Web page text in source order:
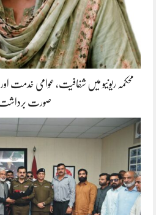
محکمہ ریونیو میں شفافیت، عوامی خدمت
صورت